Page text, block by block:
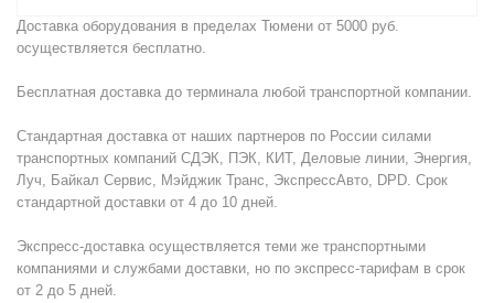
Доставка оборудования в пределах Тюмени от 5000 руб.
осуществляется бесплатно.
Бесплатная доставка до терминала любой транспортной компании.
Стандартная доставка от наших партнеров по России силами
транспортных компаний СДЭК, ПЭК, КИТ, Деловые линии, Энергия,
Луч, Байкал Сервис, Мэйджик Транс, ЭкспрессАвто, DPD. Срок
стандартной доставки от 4 до 10 дней.
Экспресс-доставка осуществляется теми же транспортными
компаниями и службами доставки, но по экспресс-тарифам в срок
от 2 до 5 дней.